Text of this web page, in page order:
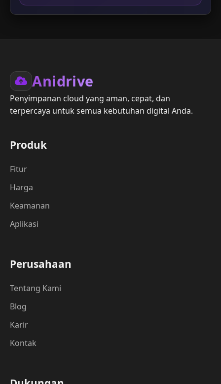
Anidrive
Penyimpanan cloud yang aman, cepat, dan
terpercaya untuk semua kebutuhan digital Anda.
Produk
Fitur
Harga
Keamanan
Aplikasi
Perusahaan
Tentang Kami
Blog
Karir
Kontak